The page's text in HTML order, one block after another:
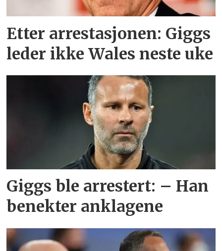
Etter arrestasjonen: Giggs
leder ikke Wales neste uke
Giggs ble arrestert: – Han
benekter anklagene